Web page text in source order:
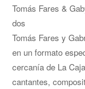
Tomás Fares &
dos
Tomás Fares y
en un formato
cercanía de La
cantantes,